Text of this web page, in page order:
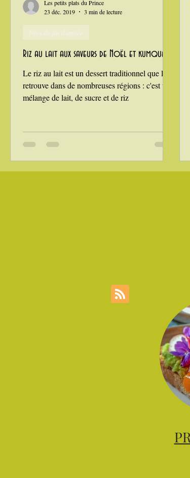
Riz au lait aux saveurs de Noël et kumquats
Le riz au lait est un dessert traditionnel que l'on
retrouve dans de nombreuses régions : c'est un
mélange de lait, de sucre et de riz
fêtes de fin d'année
Les petits plats du Prince
23 déc. 2019
3 min de lecture